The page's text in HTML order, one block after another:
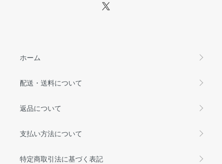
ホーム
配送・送料について
返品について
支払い方法について
特定商取引法に基づく表記